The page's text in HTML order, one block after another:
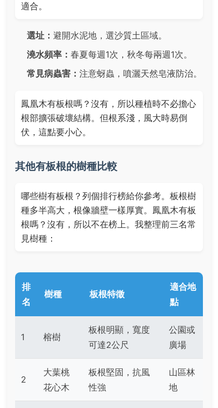
適合。
選址： 避開水泥地，選沙質土區域。
澆水頻率： 春夏每週1次，秋冬每兩週1次。
常見病蟲害： 注意蚜蟲，噴灑天然皂液防治。
鳳凰木有板根嗎？沒有，所以種植時不必擔心
根部擴張破壞結構。但根系淺，風大時易倒
伏，這點要小心。
其他有板根的樹種比較
哪些樹有板根？列個排行榜給你參考。板根樹
種多半高大，根像牆壁一樣厚實。鳳凰木有板
根嗎？沒有，所以不在榜上。我整理前三名常
見樹種：
排
名
樹種 板根特徵
適合地
點
1 榕樹
板根明顯，寬度
可達2公尺
公園或
廣場
2
大葉桃
花心木
板根堅固，抗風
性強
山區林
地